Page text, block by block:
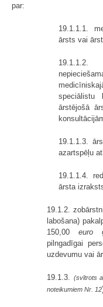
par:
19.1.1.1.
ārsts vai
19.1.1.2.
speciālistu
ārstējošā
19.1.1.3.
azartspēļu
19.1.1.4.
ārsta
19.1.2.
labošana)
150,00 euro
pilngadīgai
uzdevumu vai
19.1.3. (svītrots
noteikumiem Nr. 12